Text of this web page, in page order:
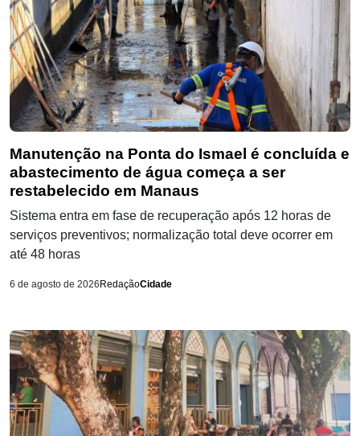
Manutenção na Ponta do Ismael é concluída e
abastecimento de água começa a ser
restabelecido em Manaus
Sistema entra em fase de recuperação após 12 horas de
serviços preventivos; normalização total deve ocorrer em
até 48 horas
6 de agosto de 2026 RedaçãoCidade